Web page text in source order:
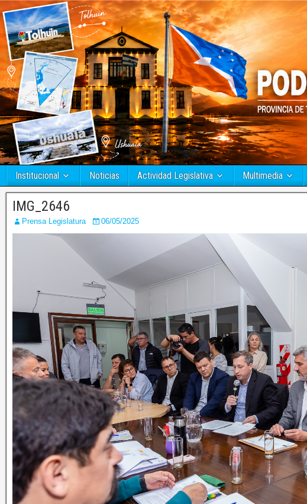
Institucional Noticias Actividad Legislativa Multimedia
IMG_2646
Prensa Legislatura 06/05/2025